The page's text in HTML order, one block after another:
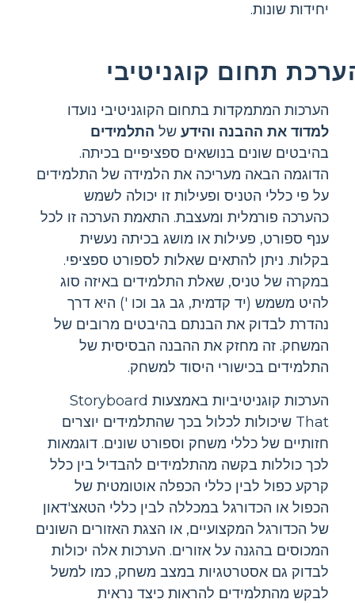
יחידות שונות.
תחום קוגניטיבי
הערכות המתמקדות בתחום הקוגניטיבי נועדו
למדוד את ההבנה והידע של התלמידים
בהיבטים שונים בנושאים ספציפיים בכיתה.
הדוגמה הבאה מעריכה את הלמידה של התלמידים
על פי כללי הטניס ופעילות זו יכולה לשמש
כהערכה פורמלית ומעצבת. התאמת הערכה זו לכל
ענף ספורט, פעילות או מושג בכיתה נעשית
בקלות. ניתן להתאים שאלות לספורט ספציפי.
במקרה של טניס, שאלת התלמידים באיזה סוג
להיט משמש (יד קדמית, גב גב וכו ') היא דרך
נהדרת לבדוק את הבנתם בהיבטים מרובים של
המשחק. זה מחזק את ההבנה הבסיסית של
התלמידים בכישורי היסוד למשחק.
הערכות קוגניטיביות באמצעות Storyboard
That שיכולות לכלול בכך שהתלמידים יוצרים
חזותיים של כללי משחק וספורט שונים. דוגמאות
לכך כוללות בקשה מהתלמידים להבדיל בין כלל
קרקע כפול לבין כללי הכפלה אוטומטית של
הכפול או הכדורגל במכללה לבין כללי הטאצ'דאון
של הכדורגל המקצועיים, או הצגת האזורים השונים
המכוסים בהגנה על אזורים. הערכות אלה יכולות
לבדוק גם אסטרטגיות במצב משחק, כמו למשל
לבקש מהתלמידים להראות כיצד נראית